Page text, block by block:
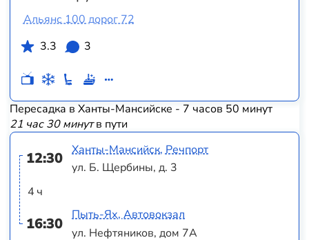
Альянс 100 дорог 72
3.3
3
Пересадка в Ханты-Мансийске - 7 часов 50 минут
21 час 30 минутв пути
12:30
4 ч
16:30
Ханты-Мансийск, Речпорт
ул. Б. Щербины, д. 3
Пыть-Ях, Автовокзал
ул. Нефтяников, дом 7А